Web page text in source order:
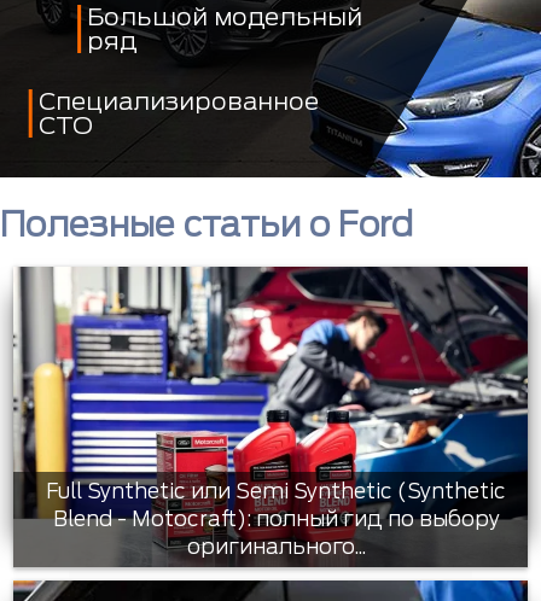
Большой модельный
ряд
Специализированное
СТО
Полезные статьи о Ford
Full Synthetic или Semi Synthetic (Synthetic
Blend - Motocraft): полный гид по выбору
оригинального...